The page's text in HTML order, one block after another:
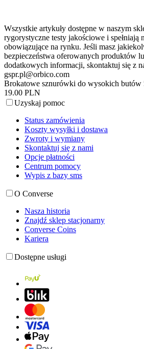
Wszystkie artykuły dostępne w naszym
rygorystyczne testy jakościowe i spełniają
obowiązujące na rynku. Jeśli masz
bezpieczeństwa oferowanych produktów
dodatkowych informacji, skontaktuj się z
gspr.pl@orbico.com
Brokatowe sznurówki do wysokich butów
19.00 PLN
Uzyskaj pomoc
Status zamówienia
Koszty wysyłki i dostawa
Zwroty i wymiany
Skontaktuj się z nami
Opcje płatności
Centrum pomocy
Wypis z bazy sms
O Converse
Nasza historia
Znajdź sklep stacjonarny
Converse Coins
Kariera
Dostępne usługi